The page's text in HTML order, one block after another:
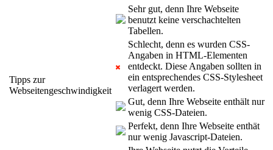
Tipps zur
Webseitengeschwindigkeit
Sehr gut, denn Ihre Webseite
benutzt keine verschachtelten
Tabellen.
Schlecht, denn es wurden CSS-
Angaben in HTML-Elementen
entdeckt. Diese Angaben sollten in
ein entsprechendes CSS-Stylesheet
verlagert werden.
Gut, denn Ihre Webseite enthält nur
wenig CSS-Dateien.
Perfekt, denn Ihre Webseite enthät
nur wenig Javascript-Dateien.